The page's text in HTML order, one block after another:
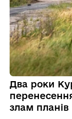
Два роки
злам